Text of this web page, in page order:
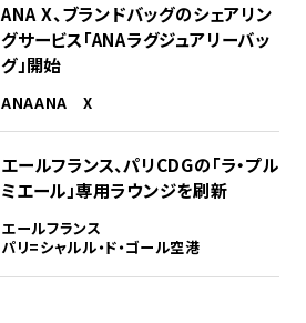
ANA X、ブランドバッグのシェアリン
グサービス「ANAラグジュアリーバッ
グ」開始
ANAANA X
エールフランス、パリCDGの「ラ・プル
ミエール」専用ラウンジを刷新
エールフランス
パリ=シャルル・ド・ゴール空港